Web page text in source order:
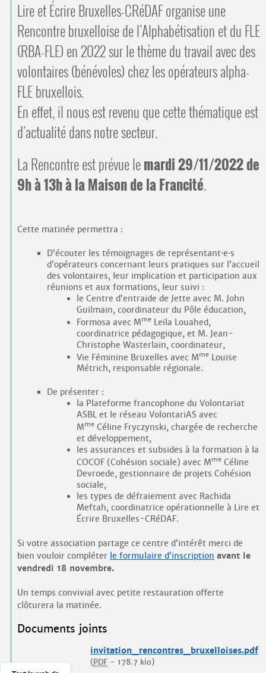
Lire et Écrire Bruxelles-CRéDAF organise une
Rencontre bruxelloise de l’Alphabétisation et du FLE
(RBA-FLE) en 2022 sur le thème du travail avec des
volontaires (bénévoles) chez les opérateurs alpha-
FLE bruxellois.
En effet, il nous est revenu que cette thématique est
d’actualité dans notre secteur.
La Rencontre est prévue lemardi 29/11/2022 de
9h à 13h à la Maison de la Francité.
Cette matinée permettra :
D’écouter les témoignages de représentant·e·s
d’opérateurs concernant leurs pratiques sur l’accueil
des volontaires, leur implication et participation aux
réunions et aux formations, leur suivi :
le Centre d’entraide de Jette avec M. John
Guilmain, coordinateur du Pôle éducation,
Formosa avec MmeLeila Louahed,
coordinatrice pédagogique, et M. Jean-
Christophe Wasterlain, coordinateur,
Vie Féminine Bruxelles avec MmeLouise
Métrich, responsable régionale.
De présenter :
la Plateforme francophone du Volontariat
ASBL et le réseau VolontariAS avec
MmeCéline Fryczynski, chargée de recherche
et développement,
les assurances et subsides à la formation à la
COCOF (Cohésion sociale) avec MmeCéline
Devroede, gestionnaire de projets Cohésion
sociale,
les types de défraiement avec Rachida
Meftah, coordinatrice opérationnelle à Lire et
Écrire Bruxelles-CRéDAF.
Si votre association partage ce centre d’intérêt merci de
bien vouloir compléter le formulaire d’inscription avant le
vendredi 18 novembre.
Un temps convivial avec petite restauration offerte
clôturera la matinée.
Documents joints
invitation_rencontres_bruxelloises.pdf
(PDF- 178.7 kio)